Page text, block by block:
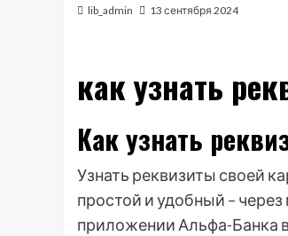
lib_admin 13 сентября 2024
как узнать
Как узнать
Узнать реквизиты своей
простой и удобный –
приложении Альфа-Банка